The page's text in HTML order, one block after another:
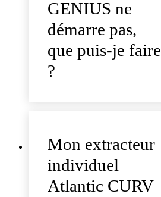
GENIUS ne
démarre pas,
que puis-je faire
?
Mon extracteur
individuel
Atlantic CURV